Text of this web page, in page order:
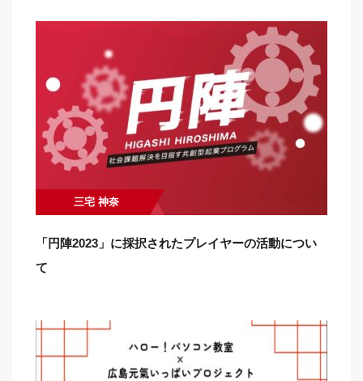
三宅 神奈
「円陣2023」に採択されたプレイヤーの活動につい
て